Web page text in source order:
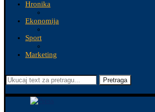
Hronika
Ekonomija
Sport
Marketing
Pretraga